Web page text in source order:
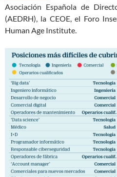
Asociación Española de
(AEDRH), la CEOE, el Foro
Human Age Institute.